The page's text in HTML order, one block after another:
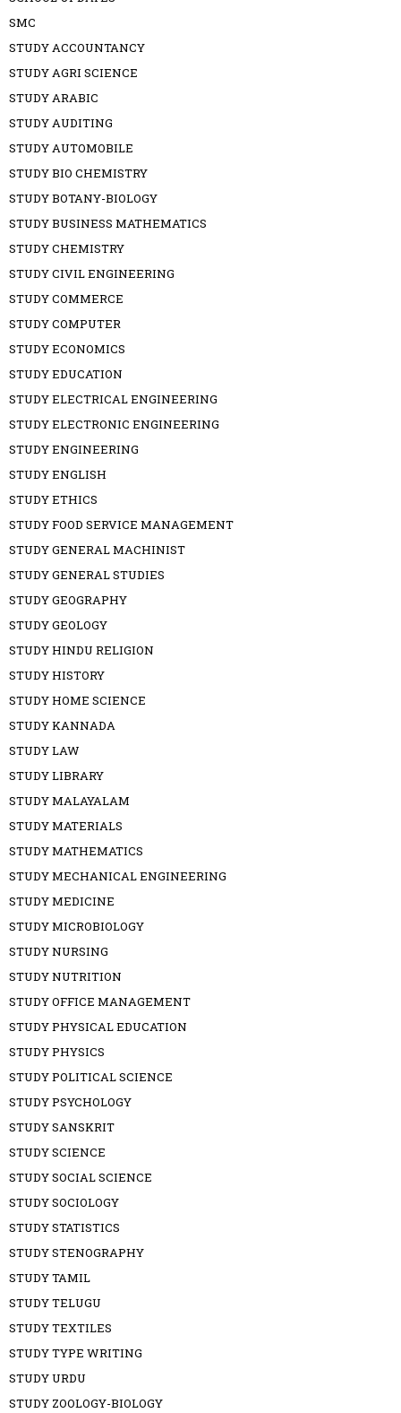
SMC
STUDY ACCOUNTANCY
STUDY AGRI SCIENCE
STUDY ARABIC
STUDY AUDITING
STUDY AUTOMOBILE
STUDY BIO CHEMISTRY
STUDY BOTANY-BIOLOGY
STUDY BUSINESS MATHEMATICS
STUDY CHEMISTRY
STUDY CIVIL ENGINEERING
STUDY COMMERCE
STUDY COMPUTER
STUDY ECONOMICS
STUDY EDUCATION
STUDY ELECTRICAL ENGINEERING
STUDY ELECTRONIC ENGINEERING
STUDY ENGINEERING
STUDY ENGLISH
STUDY ETHICS
STUDY FOOD SERVICE MANAGEMENT
STUDY GENERAL MACHINIST
STUDY GENERAL STUDIES
STUDY GEOGRAPHY
STUDY GEOLOGY
STUDY HINDU RELIGION
STUDY HISTORY
STUDY HOME SCIENCE
STUDY KANNADA
STUDY LAW
STUDY LIBRARY
STUDY MALAYALAM
STUDY MATERIALS
STUDY MATHEMATICS
STUDY MECHANICAL ENGINEERING
STUDY MEDICINE
STUDY MICROBIOLOGY
STUDY NURSING
STUDY NUTRITION
STUDY OFFICE MANAGEMENT
STUDY PHYSICAL EDUCATION
STUDY PHYSICS
STUDY POLITICAL SCIENCE
STUDY PSYCHOLOGY
STUDY SANSKRIT
STUDY SCIENCE
STUDY SOCIAL SCIENCE
STUDY SOCIOLOGY
STUDY STATISTICS
STUDY STENOGRAPHY
STUDY TAMIL
STUDY TELUGU
STUDY TEXTILES
STUDY TYPE WRITING
STUDY URDU
STUDY ZOOLOGY-BIOLOGY